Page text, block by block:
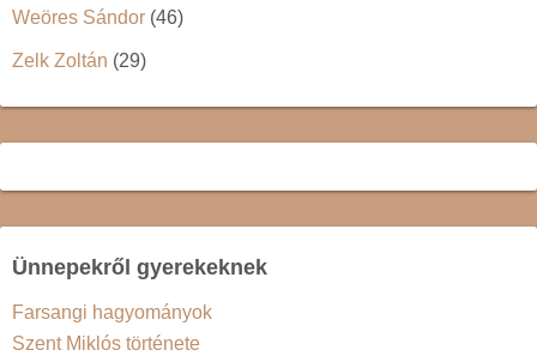
Weöres Sándor (46)
Zelk Zoltán (29)
Ünnepekről gyerekeknek
Farsangi hagyományok
Szent Miklós története